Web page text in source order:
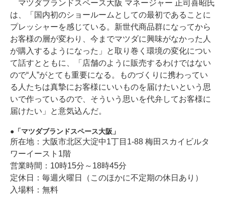
マツダブランドスペース大阪 マネージャー 正司喜昭氏
は、「国内初のショールームとしての最初であることに
プレッシャーを感じている。新世代商品群になってから
お客様の層が変わり、今までマツダに興味がなかった人
が購入するようになった」と取り巻く環境の変化につい
て話すとともに、「店舗のように販売するわけではない
ので“人”がとても重要になる。ものづくりに携わってい
る人たちは真摯にお客様にいいものを届けたいという思
いで作っているので、そういう思いを代弁してお客様に
届けたい」と意気込んだ。
「マツダブランドスペース大阪」
所在地：大阪市北区大淀中1丁目1-88 梅田スカイビルタ
ワーイースト1階
営業時間：10時15分～18時45分
定休日：毎週火曜日（このほかに不定期の休日あり）
入場料：無料